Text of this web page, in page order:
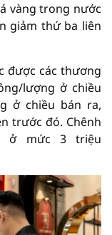
vàng trong nước
giảm thứ ba liên
được các thương
lượng ở chiều
ở chiều bán ra,
trước đó. Chênh
ở mức 3 triệu